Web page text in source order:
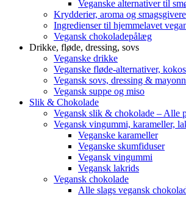
Veganske alternativer til
Krydderier, aroma og smagsgivere
Ingredienser til hjemmelavet
Vegansk chokoladepålæg
Drikke, fløde, dressing, sovs
Veganske drikke
Veganske fløde-alternativer,
Vegansk sovs, dressing &
Vegansk suppe og miso
Slik & Chokolade
Vegansk slik & chokolade – Alle
Vegansk vingummi, karameller,
Veganske karameller
Veganske skumfiduser
Vegansk vingummi
Vegansk lakrids
Vegansk chokolade
Alle slags vegansk